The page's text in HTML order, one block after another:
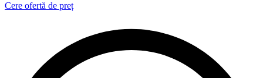
Cere ofertă de preț